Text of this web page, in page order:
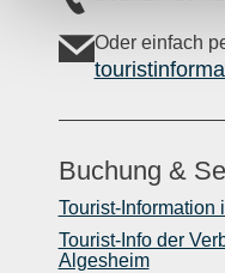
Oder einfach
Buchung &
Tourist-Information
Tourist-Info der
Algesheim